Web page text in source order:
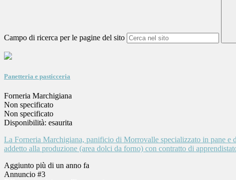
Campo di ricerca per le pagine del sito
Panetteria e pasticceria
Forneria Marchigiana
Non specificato
Non specificato
Disponibilità: esaurita
La Forneria Marchigiana, panificio di Morrovalle specializzato in pane
addetto alla produzione (area dolci da forno) con contratto di
Aggiunto più di un anno fa
Annuncio #3